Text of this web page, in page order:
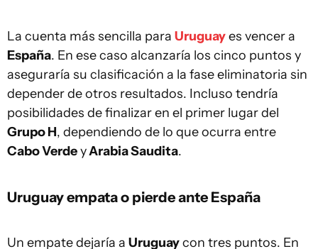
La cuenta más sencilla para Uruguayes vencer a
España. En ese caso alcanzaría los cinco puntos y
aseguraría su clasificación a la fase eliminatoria sin
depender de otros resultados. Incluso tendría
posibilidades de finalizar en el primer lugar del
Grupo H, dependiendo de lo que ocurra entre
Cabo VerdeyArabia Saudita.
Uruguay empata o pierde ante España
Un empate dejaría a Uruguaycon tres puntos. En